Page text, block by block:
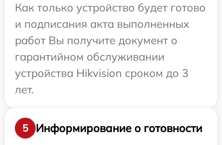
Как только устройство будет готово
и подписания акта выполненных
работ Вы получите документ о
гарантийном обслуживании
устройства Hikvision сроком до 3
лет.
5
Информирование о готовности